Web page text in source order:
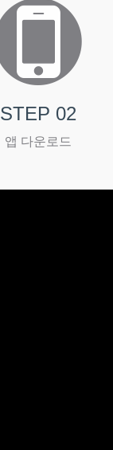
STEP 02
앱 다운로드